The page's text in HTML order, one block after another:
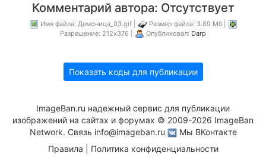
Комментарий автора: Отсутствует
Имя файла: Демоница_03.gif |
Размер файла: 3.89 Мб |
Разрешение: 212x376 |
Опубликовал: Darp
Показать коды для публикации
ImageBan.ru надежный сервис для публикации
изображений на сайтах и форумах © 2009-2026 ImageBan
Network. Связь info@imageban.ru
Мы ВКонтакте
Правила
Политика конфиденциальности